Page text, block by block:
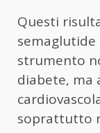
Questi
strumento
diabete, ma
soprattutto